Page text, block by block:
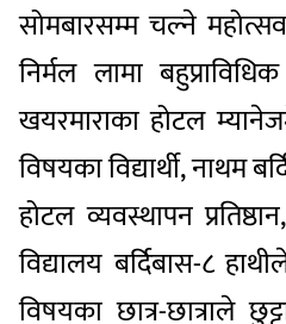
सोमबारसम्म चल्ने
निर्मल लामा
खयरमाराका होटल
विषयका विद्यार्थी, नाथम
होटल व्यवस्थापन
विद्यालय बर्दिबास-८
विषयका छात्र-छात्राले